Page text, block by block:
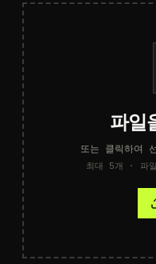
파일
또는 클릭하여
최대 5개 · 파